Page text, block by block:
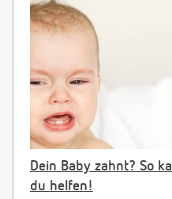
Dein Baby zahnt? So
du helfen!